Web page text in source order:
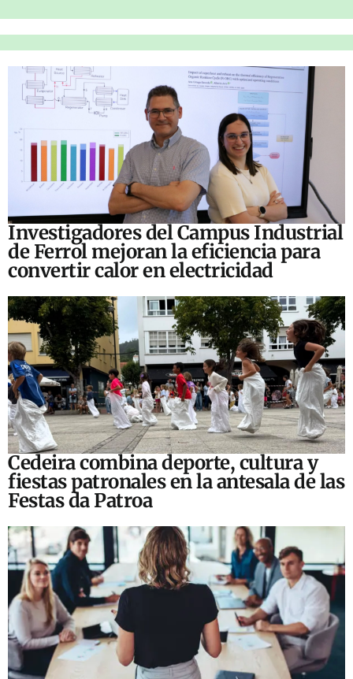
Investigadores del Campus Industrial
de Ferrol mejoran la eficiencia para
convertir calor en electricidad
Cedeira combina deporte, cultura y
fiestas patronales en la antesala de las
Festas da Patroa